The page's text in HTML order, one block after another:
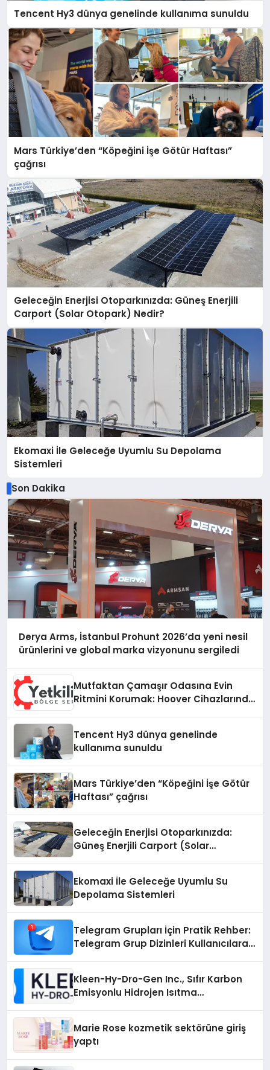
Tencent Hy3 dünya genelinde kullanıma sunuldu
Mars Türkiye’den “Köpeğini İşe Götür Haftası”
çağrısı
Geleceğin Enerjisi Otoparkınızda: Güneş Enerjili
Carport (Solar Otopark) Nedir?
Ekomaxi İle Geleceğe Uyumlu Su Depolama
Sistemleri
Son Dakika
Derya Arms, İstanbul Prohunt 2026’da yeni nesil
ürünlerini ve global marka vizyonunu sergiledi
Mutfaktan Çamaşır Odasına Evin
Ritmini Korumak: Hoover Cihazlarında
Tencent Hy3 dünya genelinde
kullanıma sunuldu
Mars Türkiye’den “Köpeğini İşe Götür
Haftası” çağrısı
Geleceğin Enerjisi Otoparkınızda:
Güneş Enerjili Carport (Solar
Ekomaxi İle Geleceğe Uyumlu Su
Depolama Sistemleri
Telegram Grupları İçin Pratik Rehber:
Telegram Grup Dizinleri Kullanıcılara
Kleen-Hy-Dro-Gen Inc., Sıfır Karbon
Emisyonlu Hidrojen Isıtma
Marie Rose kozmetik sektörüne giriş
yaptı